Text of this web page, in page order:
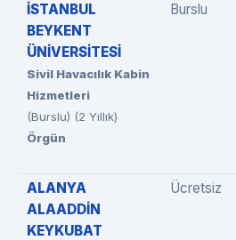
İSTANBUL
BEYKENT
ÜNİVERSİTESİ
Sivil Havacılık Kabin
Hizmetleri
(Burslu) (2 Yıllık)
Örgün
Burslu
ALANYA
ALAADDİN
KEYKUBAT
Ücretsiz